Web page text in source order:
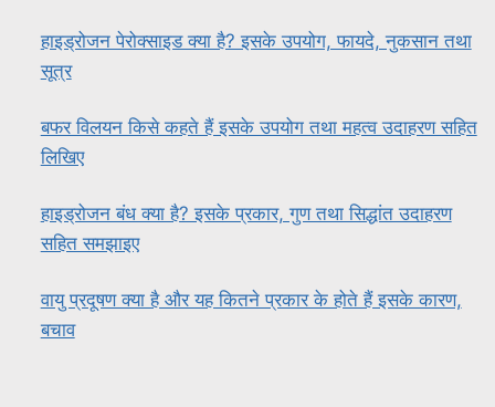
हाइड्रोजन पेरोक्साइड क्या है? इसके उपयोग, फायदे, नुकसान तथा
सूत्र
बफर विलयन किसे कहते हैं इसके उपयोग तथा महत्व उदाहरण सहित
लिखिए
हाइड्रोजन बंध क्या है? इसके प्रकार, गुण तथा सिद्धांत उदाहरण
सहित समझाइए
वायु प्रदूषण क्या है और यह कितने प्रकार के होते हैं इसके कारण,
बचाव